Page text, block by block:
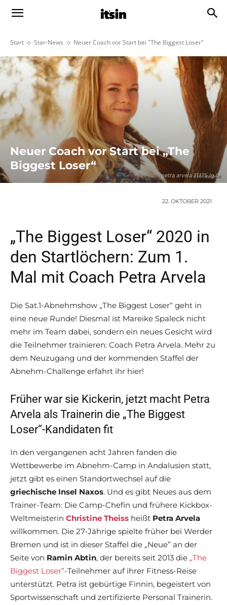
Start Star-News Neuer Coach vor Start bei "The Biggest Loser"
petra arvela 11175 lg 0
Neuer Coach vor Start bei „The
Biggest Loser“
22. OKTOBER 2021
„The Biggest Loser“ 2020 in
den Startlöchern: Zum 1.
Mal mit Coach Petra Arvela
Die Sat.1-Abnehmshow „The Biggest Loser“ geht in
eine neue Runde! Diesmal ist Mareike Spaleck nicht
mehr im Team dabei, sondern ein neues Gesicht wird
die Teilnehmer trainieren: Coach Petra Arvela. Mehr zu
dem Neuzugang und der kommenden Staffel der
Abnehm-Challenge erfahrt ihr hier!
Früher war sie Kickerin, jetzt macht Petra
Arvela als Trainerin die „The Biggest
Loser“-Kandidaten fit
In den vergangenen acht Jahren fanden die
Wettbewerbe im Abnehm-Camp in Andalusien statt,
jetzt gibt es einen Standortwechsel auf die
griechische Insel Naxos. Und es gibt Neues aus dem
Trainer-Team: Die Camp-Chefin und frühere Kickbox-
Weltmeisterin Christine Theiss heißt Petra Arvela
willkommen. Die 27-Jährige spielte früher bei Werder
Bremen und ist in dieser Staffel die „Neue” an der
Seite von Ramin Abtin, der bereits seit 2013 die „The
Biggest Loser”-Teilnehmer auf ihrer Fitness-Reise
unterstützt. Petra ist gebürtige Finnin, begeistert von
Sportwissenschaft und zertifizierte Personal Trainerin.